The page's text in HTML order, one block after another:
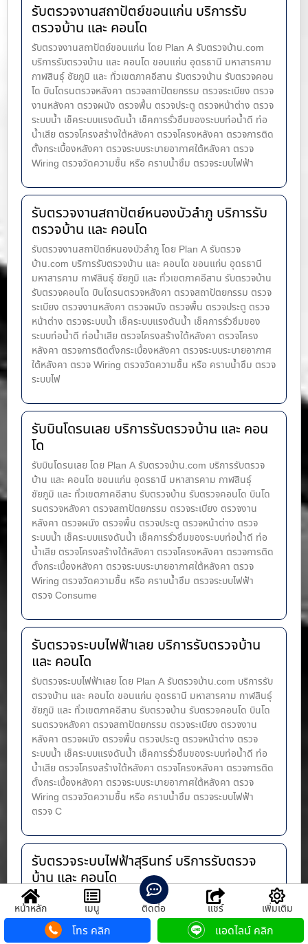
รับตรวจงานสถาปัตย์ขอนแก่น บริการรับ
ตรวจบ้าน และ คอนโด
รับตรวจงานสถาปัตย์ขอนแก่น โดย Plan A รับตรวจบ้าน.com
บริการรับตรวจบ้าน และ คอนโด ขอนแก่น อุดรธานี มหาสารคาม
กาฬสินธุ์ ชัยภูมิ และ ทั่วเขตภาคอีสาน รับตรวจบ้าน รับตรวจคอน
โด บินโดรนตรวจหลังคา ตรวจสถาปัตยกรรม ตรวจระเบียง ตรวจ
งานหลังคา ตรวจผนัง ตรวจพื้น ตรวจประตู ตรวจหน้าต่าง​ ตรวจ
ระบบน้ำ เช็คระบบแรงดันน้ำ เช็คการรั่วซึมของระบบท่อน้ำ​ดี ท่อ
น้ำ​เสีย ตรวจโครงสร้างใต้หลังคา ตรวจโครงหลังคา ตรวจการติด
ตั้งกระเบื้องหลังคา ตรวจระบบระบายอากาศใต้หลังคา ตรวจ
Wiring ตรวจวัดความชื้น หรือ คราบน้ำซึม ตรวจระบบไฟฟ้า
รับตรวจงานสถาปัตย์หนองบัวลำภู บริการรับ
ตรวจบ้าน และ คอนโด
รับตรวจงานสถาปัตย์หนองบัวลำภู โดย Plan A รับตรวจ
บ้าน.com บริการรับตรวจบ้าน และ คอนโด ขอนแก่น อุดรธานี
มหาสารคาม กาฬสินธุ์ ชัยภูมิ และ ทั่วเขตภาคอีสาน รับตรวจบ้าน
รับตรวจคอนโด บินโดรนตรวจหลังคา ตรวจสถาปัตยกรรม ตรวจ
ระเบียง ตรวจงานหลังคา ตรวจผนัง ตรวจพื้น ตรวจประตู ตรวจ
หน้าต่าง​ ตรวจระบบน้ำ เช็คระบบแรงดันน้ำ เช็คการรั่วซึมของ
ระบบท่อน้ำ​ดี ท่อน้ำ​เสีย ตรวจโครงสร้างใต้หลังคา ตรวจโครง
หลังคา ตรวจการติดตั้งกระเบื้องหลังคา ตรวจระบบระบายอากาศ
ใต้หลังคา ตรวจ Wiring ตรวจวัดความชื้น หรือ คราบน้ำซึม ตรวจ
ระบบไฟ
รับบินโดรนเลย บริการรับตรวจบ้าน และ คอน
โด
รับบินโดรนเลย โดย Plan A รับตรวจบ้าน.com บริการรับตรวจ
บ้าน และ คอนโด ขอนแก่น อุดรธานี มหาสารคาม กาฬสินธุ์
ชัยภูมิ และ ทั่วเขตภาคอีสาน รับตรวจบ้าน รับตรวจคอนโด บินโด
รนตรวจหลังคา ตรวจสถาปัตยกรรม ตรวจระเบียง ตรวจงาน
หลังคา ตรวจผนัง ตรวจพื้น ตรวจประตู ตรวจหน้าต่าง​ ตรวจ
ระบบน้ำ เช็คระบบแรงดันน้ำ เช็คการรั่วซึมของระบบท่อน้ำ​ดี ท่อ
น้ำ​เสีย ตรวจโครงสร้างใต้หลังคา ตรวจโครงหลังคา ตรวจการติด
ตั้งกระเบื้องหลังคา ตรวจระบบระบายอากาศใต้หลังคา ตรวจ
Wiring ตรวจวัดความชื้น หรือ คราบน้ำซึม ตรวจระบบไฟฟ้า
ตรวจ Consume
รับตรวจระบบไฟฟ้าเลย บริการรับตรวจบ้าน
และ คอนโด
รับตรวจระบบไฟฟ้าเลย โดย Plan A รับตรวจบ้าน.com บริการรับ
ตรวจบ้าน และ คอนโด ขอนแก่น อุดรธานี มหาสารคาม กาฬสินธุ์
ชัยภูมิ และ ทั่วเขตภาคอีสาน รับตรวจบ้าน รับตรวจคอนโด บินโด
รนตรวจหลังคา ตรวจสถาปัตยกรรม ตรวจระเบียง ตรวจงาน
หลังคา ตรวจผนัง ตรวจพื้น ตรวจประตู ตรวจหน้าต่าง​ ตรวจ
ระบบน้ำ เช็คระบบแรงดันน้ำ เช็คการรั่วซึมของระบบท่อน้ำ​ดี ท่อ
น้ำ​เสีย ตรวจโครงสร้างใต้หลังคา ตรวจโครงหลังคา ตรวจการติด
ตั้งกระเบื้องหลังคา ตรวจระบบระบายอากาศใต้หลังคา ตรวจ
Wiring ตรวจวัดความชื้น หรือ คราบน้ำซึม ตรวจระบบไฟฟ้า
ตรวจ C
รับตรวจระบบไฟฟ้าสุรินทร์ บริการรับตรวจ
บ้าน และ คอนโด
รับตรวจระบบไฟฟ้าสุรินทร์ โดย Plan A รับตรวจบ้าน.com บริการ
รับตรวจบ้าน และ คอนโด ขอนแก่น อุดรธานี มหาสารคาม
กาฬสินธุ์ ชัยภูมิ และ ทั่วเขตภาคอีสาน รับตรวจบ้าน รับตรวจคอน
โด บินโดรนตรวจหลังคา ตรวจสถาปัตยกรรม ตรวจระเบียง ตรวจ
หน้าหลัก เมนู ติดต่อ แชร์ เพิ่มเติม
โทร คลิก แอดไลน์ คลิก